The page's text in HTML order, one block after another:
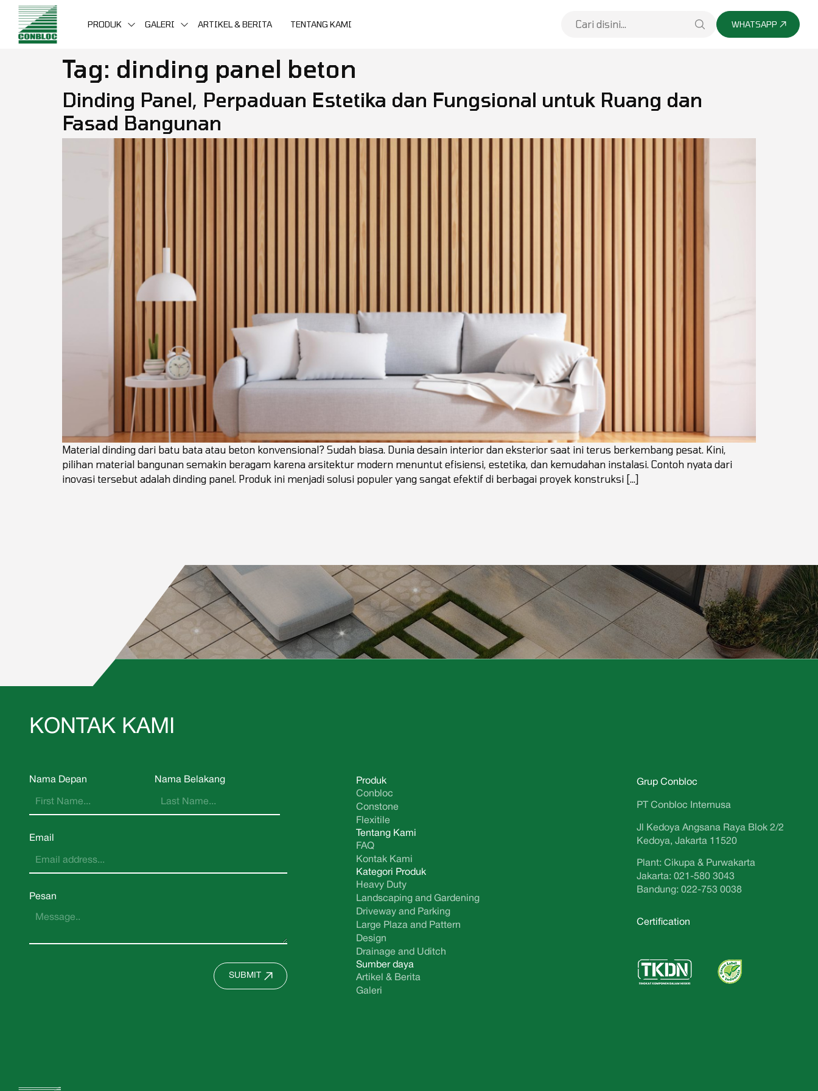
PRODUK GALERI ARTIKEL & BERITA TENTANG KAMI WHATSAPP
Tag: dinding panel beton
Dinding Panel, Perpaduan Estetika dan Fungsional untuk Ruang dan
Fasad Bangunan
Material dinding dari batu bata atau beton konvensional? Sudah biasa. Dunia desain interior dan eksterior saat ini terus berkembang pesat. Kini,
pilihan material bangunan semakin beragam karena arsitektur modern menuntut efisiensi, estetika, dan kemudahan instalasi. Contoh nyata dari
inovasi tersebut adalah dinding panel. Produk ini menjadi solusi populer yang sangat efektif di berbagai proyek konstruksi […]
KONTAK KAMI
Nama Depan Nama Belakang
Email
Pesan
SUBMIT
Produk
Conbloc
Constone
Flexitile
Tentang Kami
FAQ
Kontak Kami
Kategori Produk
Heavy Duty
Landscaping and Gardening
Driveway and Parking
Large Plaza and Pattern
Design
Drainage and Uditch
Sumber daya
Artikel & Berita
Galeri
Grup Conbloc
PT Conbloc Internusa
Jl Kedoya Angsana Raya Blok 2/2
Kedoya, Jakarta 11520
Plant: Cikupa & Purwakarta
Jakarta: 021-580 3043
Bandung: 022-753 0038
Certification